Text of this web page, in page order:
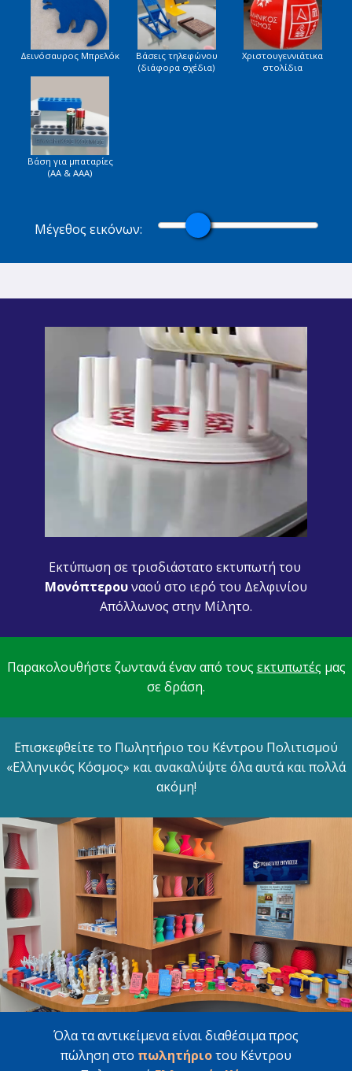
Δεινόσαυρος Μπρελόκ
Βάσεις τηλεφώνου
(διάφορα σχέδια)
Χριστουγεννιάτικα
στολίδια
Βάση για μπαταρίες
(AA & AAA)
Μέγεθος εικόνων:
Εκτύπωση σε τρισδιάστατο εκτυπωτή του
Μονόπτερουναού στο ιερό του Δελφινίου
Απόλλωνος στην Μίλητο.
Παρακολουθήστε ζωντανά έναν από τους εκτυπωτές μας
σε δράση.
Επισκεφθείτε το Πωλητήριο του Κέντρου Πολιτισμού
«Ελληνικός Κόσμος» και ανακαλύψτε όλα αυτά και πολλά
ακόμη!
Όλα τα αντικείμενα είναι διαθέσιμα προς
πώληση στο πωλητήριοτου Κέντρου